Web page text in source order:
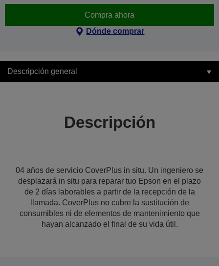
Compra ahora
Dónde comprar
Descripción general
Descripción
04 años de servicio CoverPlus in situ. Un ingeniero se
desplazará in situ para reparar tuo Epson en el plazo
de 2 días laborables a partir de la recepción de la
llamada. CoverPlus no cubre la sustitución de
consumibles ni de elementos de mantenimiento que
hayan alcanzado el final de su vida útil.